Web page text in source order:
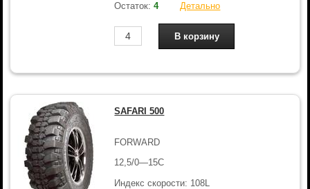
Остаток:4 Детально
SAFARI 500
FORWARD
12,5/0—15C
Индекс скорости: 108L